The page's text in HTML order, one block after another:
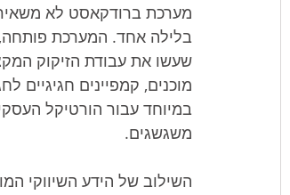
מערכת ברודקאסט לא
בלילה אחד. המערכת פותחה,
שעשו את עבודת הזיקוק
במיוחד עבור הורטיקל
משגשגים.
השילוב של הידע השיווקי